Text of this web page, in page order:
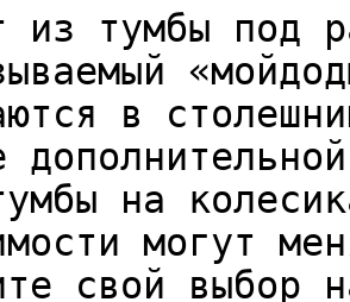
из тумбы под
в
на
могут
свой выбор